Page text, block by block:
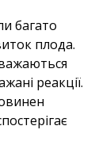
багато
плода.
реакції.